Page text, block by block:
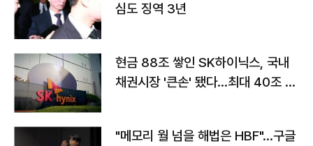
심도 징역 3년
현금 88조 쌓인 SK하이닉스, 국내
채권시장 '큰손' 됐다…최대 40조 투
"메모리 월 넘을 해법은 HBF"…구글